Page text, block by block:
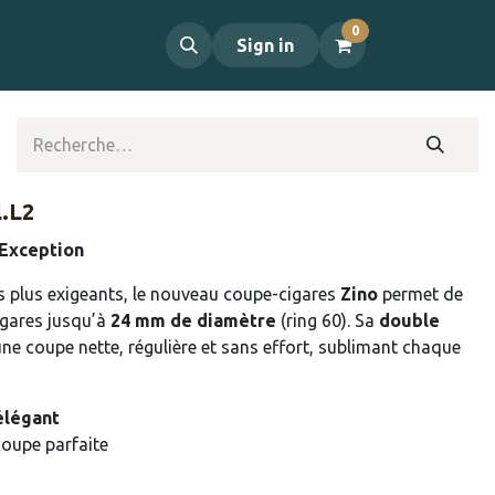
Sign in
0
plus exigeants, le nouveau coupe-cigares Zino permet de
jusqu’à 24 mm de diamètre (ring 60). Sa double
coupe nette, régulière et sans effort, sublimant chaque
parfaite